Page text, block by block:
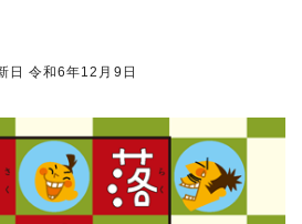
令和6年12月9日